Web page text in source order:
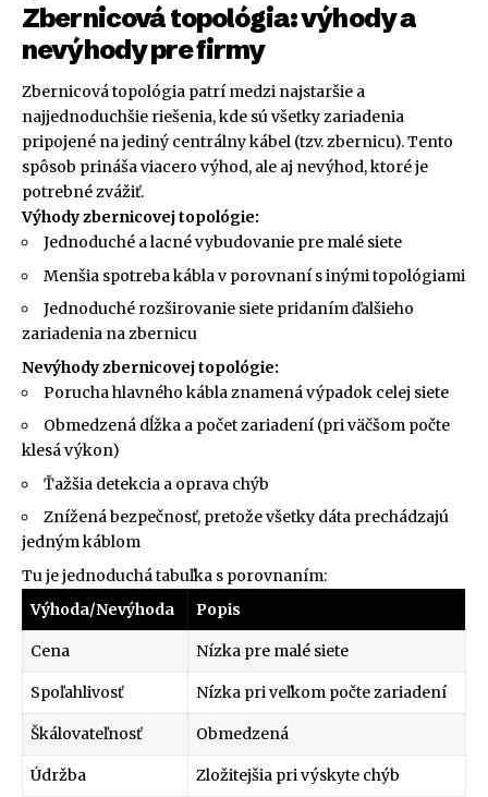
Zbernicová topológia: výhody a
nevýhody pre firmy
Zbernicová topológia patrí medzi najstaršie a
najjednoduchšie riešenia, kde sú všetky zariadenia
pripojené na jediný centrálny kábel (tzv. zbernicu). Tento
spôsob prináša viacero výhod, ale aj nevýhod, ktoré je
potrebné zvážiť.
Výhody zbernicovej topológie:
Jednoduché a lacné vybudovanie pre malé siete
Menšia spotreba kábla v porovnaní s inými topológiami
Jednoduché rozširovanie siete pridaním ďalšieho
zariadenia na zbernicu
Nevýhody zbernicovej topológie:
Porucha hlavného kábla znamená výpadok celej siete
Obmedzená dĺžka a počet zariadení (pri väčšom počte
klesá výkon)
Ťažšia detekcia a oprava chýb
Znížená bezpečnosť, pretože všetky dáta prechádzajú
jedným káblom
Tu je jednoduchá tabuľka s porovnaním:
Výhoda/Nevýhoda
Popis
Cena Nízka pre malé siete
Spoľahlivosť Nízka pri veľkom počte zariadení
Škálovateľnosť Obmedzená
Údržba
Zložitejšia pri výskyte chýb